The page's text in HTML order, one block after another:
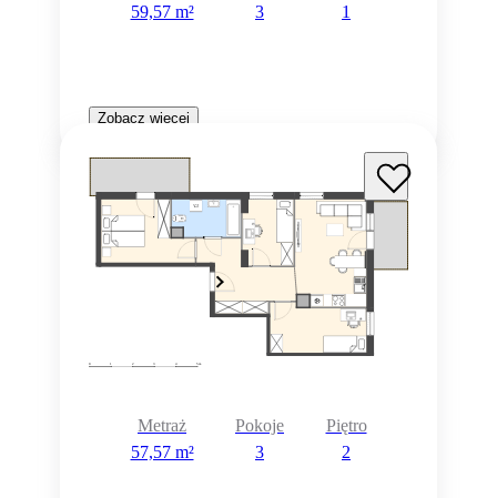
59,57 m²
3
1
Zobacz więcej
Metraż
57,57 m²
Pokoje
3
Piętro
2